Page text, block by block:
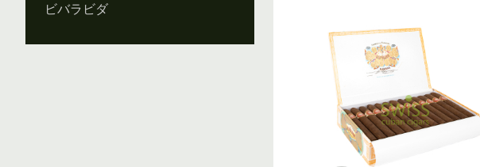
ビバラビダ